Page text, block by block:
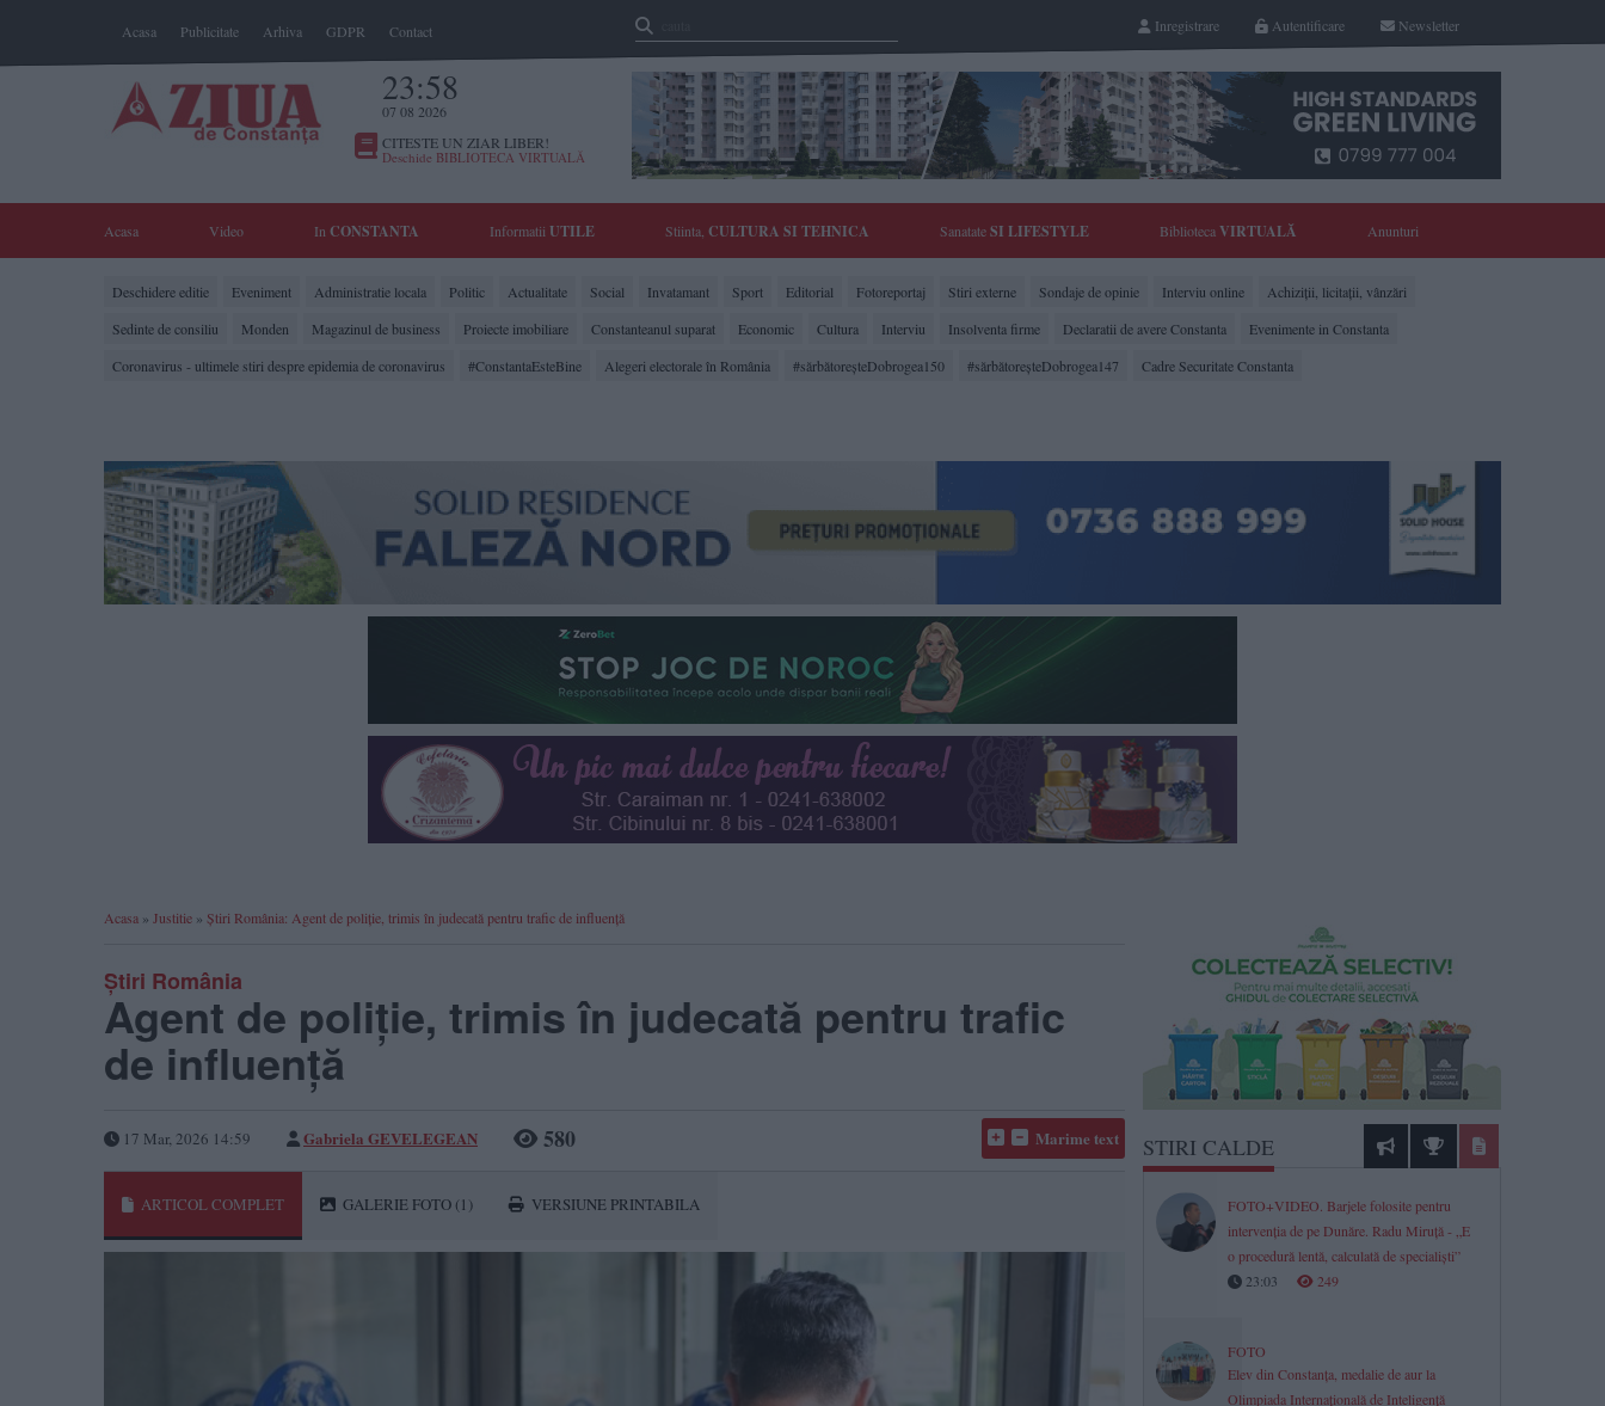
Acasa Publicitate Arhiva GDPR Contact Newsletter
Autentificare
Inregistrare
23:58
07 08 2026
CITESTE UN ZIAR LIBER!
Deschide BIBLIOTECA VIRTUALĂ
Acasa Video In CONSTANTA Informatii UTILE Stiinta, CULTURA SI TEHNICA SanatateSI LIFESTYLE BibliotecaVIRTUALĂ Anunturi
Deschidere editie Eveniment Administratie locala Politic Actualitate Social Invatamant Sport Editorial Fotoreportaj Stiri externe Sondaje de opinie Interviu online
Achiziții, licitații, vânzări
Sedinte de consiliu
Monden Magazinul de business Proiecte imobiliare Constanteanul suparat Economic Cultura Interviu Insolventa firme Declaratii de avere Constanta
Evenimente in Constanta
Coronavirus - ultimele stiri despre epidemia de coronavirus
#ConstantaEsteBine Alegeri electorale în România #sărbătoreşteDobrogea150 #sărbătoreşteDobrogea147 Cadre Securitate Constanta
Acasa » Justitie » Știri România: Agent de poliție, trimis în judecată pentru trafic de influență
Știri România
Agent de poliție, trimis în judecată pentru trafic
de influență
17 Mar, 2026 14:59 Gabriela GEVELEGEAN 580 Marime text
ARTICOL COMPLET GALERIE FOTO (1) VERSIUNE PRINTABILA
STIRI CALDE
FOTO+VIDEO. Barjele folosite pentru
intervenția de pe Dunăre. Radu Miruță - „E
o procedură lentă, calculată de specialiști”
23:03
249
FOTO
Elev din Constanța, medalie de aur la
Olimpiada Internațională de Inteligență